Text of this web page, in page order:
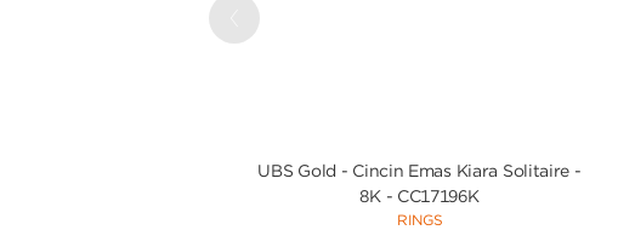
UBS Gold - Cincin Emas Kiara Solitaire -
8K - CC17196K
RINGS
Previous